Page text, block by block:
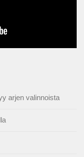
arjen valinnoista